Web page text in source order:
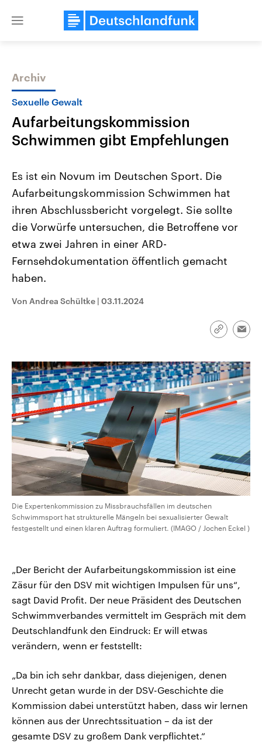
Close
Themen
Landtagswahl Sachsen-Anhalt
2026
Alle Informationen
Sachsen-Anhalt wählt am 6.
September 2026 einen neuen
Landtag. Seit 2021 wird das
Bundesland von einer Koalition aus
Umfragen, Prognosen,
und Hintergründe zu den Parteien
und Kandidaten der anstehenden
USA
Aktuelle Beiträge,
Hintergründe
Wirtschaftlich und
gehören die Vereinigten
den mächtigsten Ländern
mit großem Einfluss auf
aktuelle Weltgeschehen.
Sendungen Programm
Archiv
Sexuelle Gewalt
Aufarbeitungskommission
Schwimmen gibt Empfehlungen
Es ist ein Novum im Deutschen Sport. Die
Aufarbeitungskommission Schwimmen hat
ihren Abschlussbericht vorgelegt. Sie sollte
die Vorwürfe untersuchen, die Betroffene vor
etwa zwei Jahren in einer ARD-
Fernsehdokumentation öffentlich gemacht
haben.
Von Andrea Schültke | 03.11.2024
Link
Die Expertenkommission zu Missbrauchsfällen im deutschen
Schwimmsport hat strukturelle Mängeln bei sexualisierter Gewalt
festgestellt und einen klaren Auftrag formuliert. (IMAGO / Jochen Eckel )
„Der Bericht der Aufarbeitungskommission ist eine
Zäsur für den DSV mit wichtigen Impulsen für uns“,
sagt David Profit. Der neue Präsident des Deutschen
Schwimmverbandes vermittelt im Gespräch mit dem
Deutschlandfunk den Eindruck: Er will etwas
verändern, wenn er feststellt:
„Da bin ich sehr dankbar, dass diejenigen, denen
Unrecht getan wurde in der DSV-Geschichte die
Kommission dabei unterstützt haben, dass wir lernen
können aus der Unrechtssituation – da ist der
gesamte DSV zu großem Dank verpflichtet.“